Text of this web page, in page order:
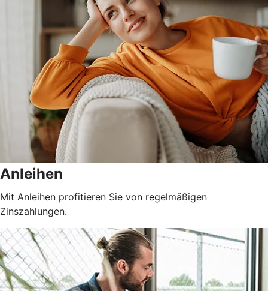
Anleihen
Mit Anleihen profitieren Sie von regelmäßigen
Zinszahlungen.